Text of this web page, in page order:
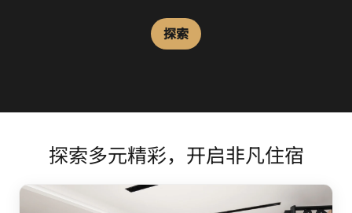
探索
探索多元精彩，开启非凡住宿